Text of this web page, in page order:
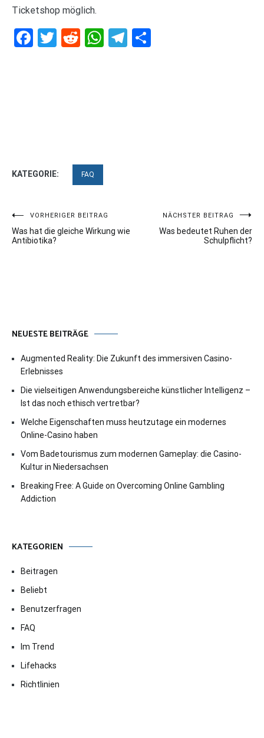
Ticketshop möglich.
Facebook
Twitter
RedditWhatsApp
Telegram
KATEGORIE: FAQ
Beitragsnavigation
VORHERIGER BEITRAG
Was hat die gleiche Wirkung wie
Antibiotika?
NÄCHSTER BEITRAG
Was bedeutet Ruhen der
Schulpflicht?
NEUESTE BEITRÄGE
Augmented Reality: Die Zukunft des immersiven Casino-
Erlebnisses
Die vielseitigen Anwendungsbereiche künstlicher Intelligenz –
Ist das noch ethisch vertretbar?
Welche Eigenschaften muss heutzutage ein modernes
Online-Casino haben
Vom Badetourismus zum modernen Gameplay: die Casino-
Kultur in Niedersachsen
Breaking Free: A Guide on Overcoming Online Gambling
Addiction
KATEGORIEN
Beitragen
Beliebt
Benutzerfragen
FAQ
Im Trend
Lifehacks
Richtlinien